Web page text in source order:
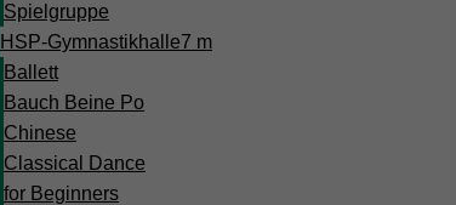
Spielgruppe
HSP-Gymnastikhalle7 m
Ballett
Bauch Beine Po
Chinese
Classical Dance
for Beginners